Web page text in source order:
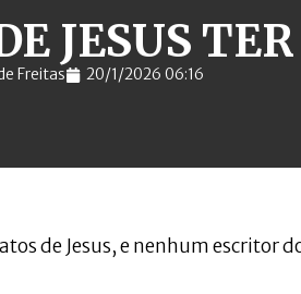
JESUS
Freitas 20/1/2026 06:16
de Jesus, e nenhum escritor